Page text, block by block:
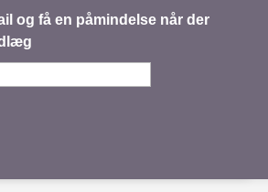
og få en påmindelse når der